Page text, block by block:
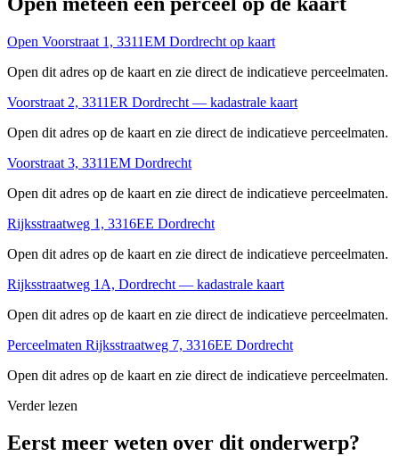
Open Voorstraat 1, 3311EM Dordrecht op kaart
Open dit adres op de kaart en zie direct de indicatieve perceelmaten.
Voorstraat 2, 3311ER Dordrecht — kadastrale kaart
Open dit adres op de kaart en zie direct de indicatieve perceelmaten.
Voorstraat 3, 3311EM Dordrecht
Open dit adres op de kaart en zie direct de indicatieve perceelmaten.
Rijksstraatweg 1, 3316EE Dordrecht
Open dit adres op de kaart en zie direct de indicatieve perceelmaten.
Rijksstraatweg 1A, Dordrecht — kadastrale kaart
Open dit adres op de kaart en zie direct de indicatieve perceelmaten.
Perceelmaten Rijksstraatweg 7, 3316EE Dordrecht
Open dit adres op de kaart en zie direct de indicatieve perceelmaten.
Verder lezen
Eerst meer weten over dit onderwerp?